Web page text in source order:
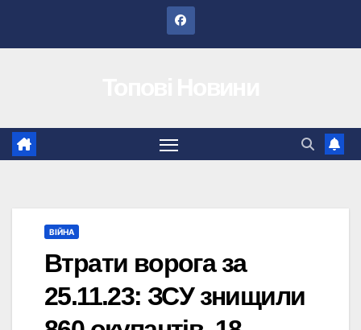
ВІЙНА
Втрати ворога за
25.11.23: ЗСУ знищили